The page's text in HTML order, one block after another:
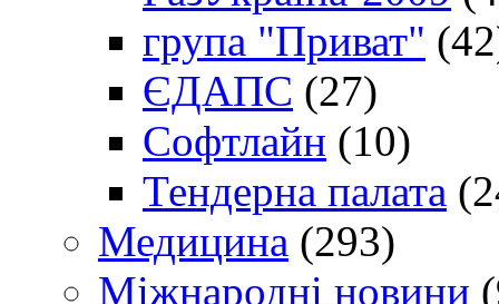
група "Приват"
ЄДАПС (27)
Софтлайн (10)
Тендерна палата
Медицина (293)
Міжнародні новини